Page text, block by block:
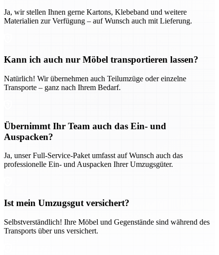
Ja, wir stellen Ihnen gerne Kartons, Klebeband und weitere
Materialien zur Verfügung – auf Wunsch auch mit Lieferung.
Kann ich auch nur Möbel transportieren lassen?
Natürlich! Wir übernehmen auch Teilumzüge oder einzelne
Transporte – ganz nach Ihrem Bedarf.
Übernimmt Ihr Team auch das Ein- und
Auspacken?
Ja, unser Full-Service-Paket umfasst auf Wunsch auch das
professionelle Ein- und Auspacken Ihrer Umzugsgüter.
Ist mein Umzugsgut versichert?
Selbstverständlich! Ihre Möbel und Gegenstände sind während des
Transports über uns versichert.